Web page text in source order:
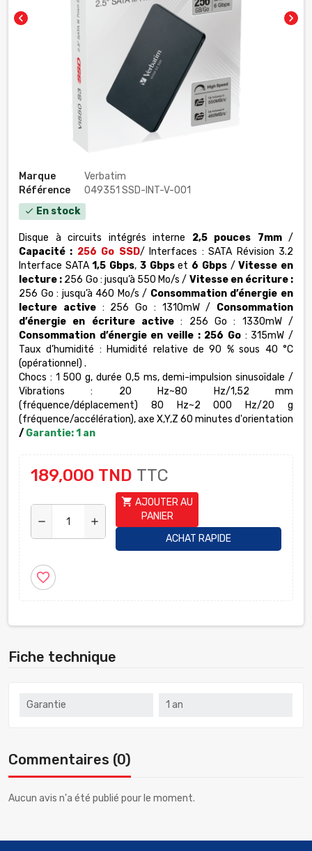
chevron_left chevron_right
Marque
Verbatim
Référence
049351 SSD-INT-V-001
check En stock
Disque à circuits intégrés interne 2,5 pouces 7mm/
Capacité : 256 Go SSD/ Interfaces : SATA Révision 3.2
Interface SATA1,5 Gbps, 3 Gbpset 6 Gbps/Vitesse en
lecture : 256 Go : jusqu’à 550 Mo/s / Vitesse en écriture :
256 Go : jusqu’à 460 Mo/s / Consommation d’énergie en
lecture active: 256 Go : 1310mW / Consommation
d’énergie en écriture active: 256 Go : 1330mW /
Consommation d’énergie en veille : 256 Go : 315mW /
Taux d’humidité : Humidité relative de 90 % sous 40 °C
(opérationnel) .
Chocs : 1 500 g, durée 0,5 ms, demi-impulsion sinusoïdale /
Vibrations : 20 Hz~80 Hz/1,52 mm
(fréquence/déplacement) 80 Hz~2 000 Hz/20 g
(fréquence/accélération), axe X,Y,Z 60 minutes d'orientation
/ Garantie: 1 an
189,000 TND TTC
remove add
shopping_cart AJOUTER AU
PANIER
ACHAT RAPIDE
favorite_border
Fiche technique
Garantie 1 an
Commentaires (0)
Aucun avis n'a été publié pour le moment.